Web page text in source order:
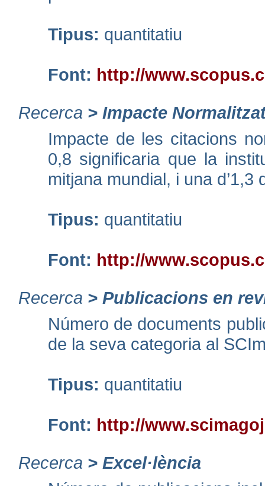
Tipus: quantitatiu
Font: http://
Recerca > Impacte
Impacte de les citacions
0,8 significaria que la
mitjana mundial, i una
Tipus: quantitatiu
Font: http://
Recerca > Publicacions en
Número de documents
de la seva categoria al
Tipus: quantitatiu
Font: http://
Recerca > Excel·lència